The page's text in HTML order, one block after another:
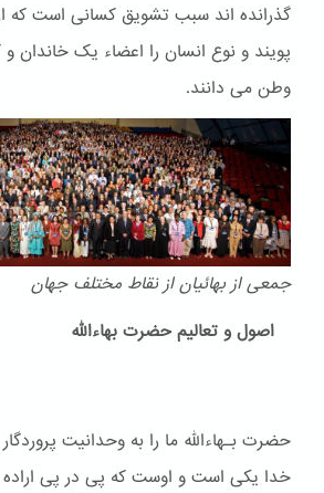
گذرانده اند سبب تشویق کسانی است که
پویند و نوع انسان را اعضاء یک خاندان
وطن می دانند.
جمعی از بهائیان از نقاط مختلف جهان
اصول و تعالیم حضرت بهاءالله
حضرت بـهاءالله ما را به وحدانیت
خدا یکی است و اوست که پی در پی